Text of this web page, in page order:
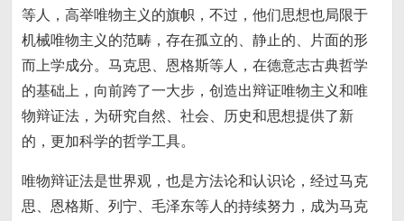
等人，高举唯物主义的旗帜，不过，他们思想也局限于
机械唯物主义的范畴，存在孤立的、静止的、片面的形
而上学成分。马克思、恩格斯等人，在德意志古典哲学
的基础上，向前跨了一大步，创造出辩证唯物主义和唯
物辩证法，为研究自然、社会、历史和思想提供了新
的，更加科学的哲学工具。
唯物辩证法是世界观，也是方法论和认识论，经过马克
思、恩格斯、列宁、毛泽东等人的持续努力，成为马克